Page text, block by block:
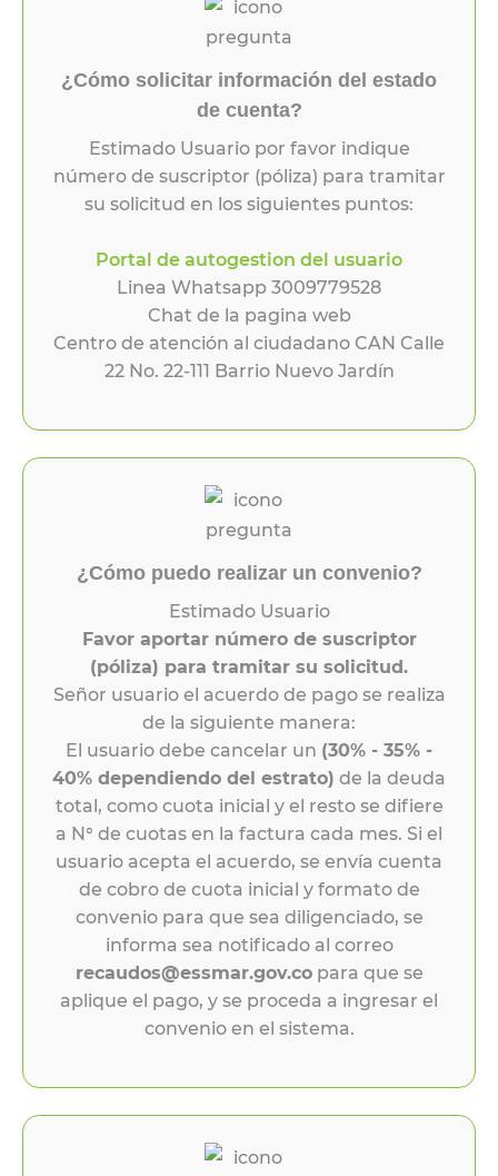
¿Cómo solicitar información del estado
de cuenta?
Estimado Usuario por favor indique
número de suscriptor (póliza) para tramitar
su solicitud en los siguientes puntos:
Portal de autogestion del usuario
Linea Whatsapp 3009779528
Chat de la pagina web
Centro de atención al ciudadano CAN Calle
22 No. 22-111 Barrio Nuevo Jardín
¿Cómo puedo realizar un convenio?
Estimado Usuario
Favor aportar número de suscriptor
(póliza) para tramitar su solicitud.
Señor usuario el acuerdo de pago se realiza
de la siguiente manera:
El usuario debe cancelar un (30% - 35% -
40% dependiendo del estrato) de la deuda
total, como cuota inicial y el resto se difiere
a N° de cuotas en la factura cada mes. Si el
usuario acepta el acuerdo, se envía cuenta
de cobro de cuota inicial y formato de
convenio para que sea diligenciado, se
informa sea notificado al correo
recaudos@essmar.gov.copara que se
aplique el pago, y se proceda a ingresar el
convenio en el sistema.